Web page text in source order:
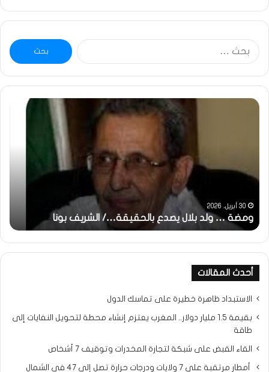
البحث
عن:
ومضة
بالحقيقة…/
الشريف
30 أبريل، 2026
ومضة … ولد بلال يصدع بالحقيقة…/ الشريف بونا
أحدث المقالات
الاستبداد ظاهرة خطيرة على تماسك الدول
بقيمة 1.5 مليار دولار.. المغرب يعتزم إنشاء محطة لتحويل النفايات إلى
طاقة
القاء القبض على شبكة لتجارة المخدرات وتوقيف 7 أشخاص
أمطار مرتقبة على 7 ولايات ودرجات حرارة تصل إلى 47 في الشمال